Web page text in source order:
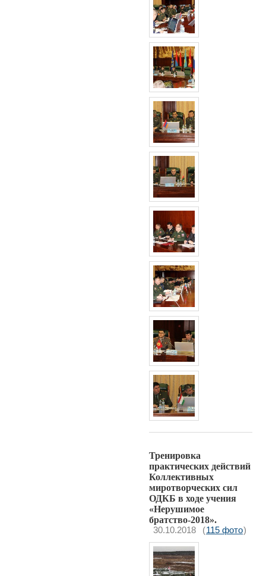
Тренировка
практических действий
Коллективных
миротворческих сил
ОДКБ в ходе учения
«Нерушимое
братство-2018».
30.10.2018 (115 фото)